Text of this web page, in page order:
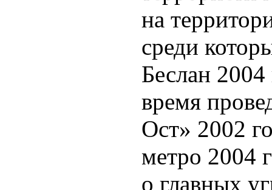
на
среди
Беслан 2004
время
Ост» 2002
метро 2004
о главных